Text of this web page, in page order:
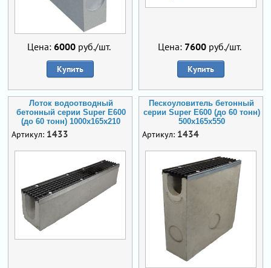
Цена: 6000руб./шт.
Купить
Цена: 7600руб./шт.
Купить
Лоток водоотводный
бетонный серии Super Е600
(до 60 тонн) 1000x165x210
Артикул: 1433
Пескоуловитель бетонный
серии Super Е600 (до 60 тонн)
500x165x550
Артикул: 1434